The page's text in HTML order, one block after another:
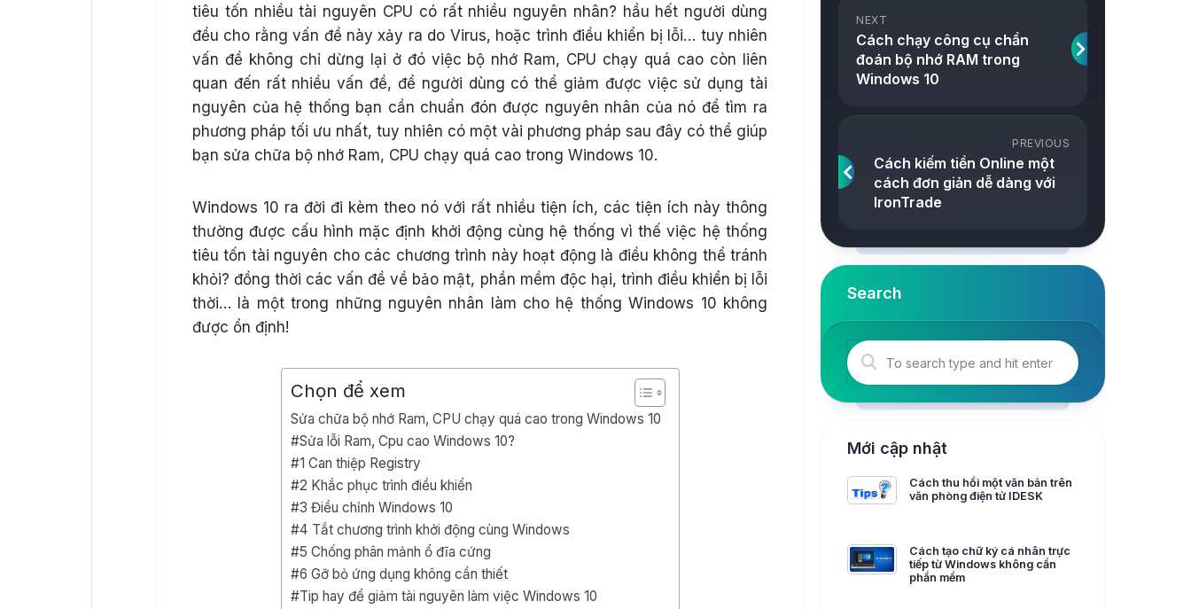
2048
Công
cụ
tiêu tốn nhiều tài nguyên CPU có rất nhiều nguyên nhân? hầu hết người dùng
đều cho rằng vấn đề này xảy ra do Virus, hoặc trình điều khiển bị lỗi… tuy nhiên
vấn đề không chỉ dừng lại ở đó việc bộ nhớ Ram, CPU chạy quá cao còn liên
quan đến rất nhiều vấn đề, để người dùng có thể giảm được việc sử dụng tài
nguyên của hệ thống bạn cần chuẩn đón được nguyên nhân của nó để tìm ra
phương pháp tối ưu nhất, tuy nhiên có một vài phương pháp sau đây có thể giúp
bạn sửa chữa bộ nhớ Ram, CPU chạy quá cao trong Windows 10.
Windows 10 ra đời đi kèm theo nó với rất nhiều tiện ích, các tiện ích này thông
thường được cấu hình mặc định khởi động cùng hệ thống vì thế việc hệ thống
tiêu tốn tài nguyên cho các chương trình này hoạt động là điều không thể tránh
khỏi? đồng thời các vấn đề về bảo mật, phần mềm độc hại, trình điều khiển bị lỗi
thời… là một trong những nguyên nhân làm cho hệ thống Windows 10 không
được ổn định!
Chọn để xem
Sửa chữa bộ nhớ Ram, CPU chạy quá cao trong Windows 10
#Sửa lỗi Ram, Cpu cao Windows 10?
#1 Can thiệp Registry
#2 Khắc phục trình điều khiển
#3 Điều chỉnh Windows 10
#4 Tắt chương trình khởi động cùng Windows
#5 Chống phân mảnh ổ đĩa cứng
#6 Gỡ bỏ ứng dụng không cần thiết
#Tip hay để giảm tài nguyên làm việc Windows 10
NEXT
Cách chạy công cụ chẩn
đoán bộ nhớ RAM trong
Windows 10
PREVIOUS
Cách kiếm tiền Online một
cách đơn giản dễ dàng với
IronTrade
Search
Mới cập nhật
Cách thu hồi một văn bản trên
văn phòng điện tử IDESK
Cách tạo chữ ký cá nhân trực
tiếp từ Windows không cần
phần mềm